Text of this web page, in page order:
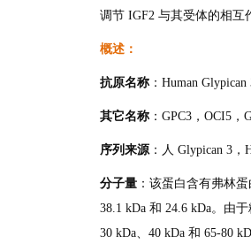
调节 IGF2 与其受体的相互
概述：
抗原名称 ：Human
其它名称 ：GPC3，OCI5
序列来源：人 Glypican 3，
分子量 ：该蛋白含有弗林
38.1 kDa 和 24.6 kDa。由
30 kDa、40 kDa 和 65-80